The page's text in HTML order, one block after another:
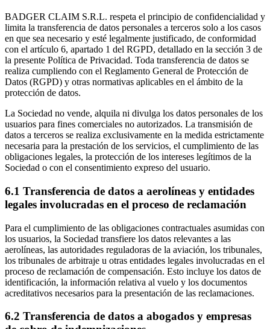
BADGER CLAIM S.R.L. respeta el principio de confidencialidad y
limita la transferencia de datos personales a terceros solo a los casos
en que sea necesario y esté legalmente justificado, de conformidad
con el artículo 6, apartado 1 del RGPD, detallado en la sección 3 de
la presente Política de Privacidad. Toda transferencia de datos se
realiza cumpliendo con el Reglamento General de Protección de
Datos (RGPD) y otras normativas aplicables en el ámbito de la
protección de datos.
La Sociedad no vende, alquila ni divulga los datos personales de los
usuarios para fines comerciales no autorizados. La transmisión de
datos a terceros se realiza exclusivamente en la medida estrictamente
necesaria para la prestación de los servicios, el cumplimiento de las
obligaciones legales, la protección de los intereses legítimos de la
Sociedad o con el consentimiento expreso del usuario.
6.1 Transferencia de datos a aerolíneas y entidades
legales involucradas en el proceso de reclamación
Para el cumplimiento de las obligaciones contractuales asumidas con
los usuarios, la Sociedad transfiere los datos relevantes a las
aerolíneas, las autoridades reguladoras de la aviación, los tribunales,
los tribunales de arbitraje u otras entidades legales involucradas en el
proceso de reclamación de compensación. Esto incluye los datos de
identificación, la información relativa al vuelo y los documentos
acreditativos necesarios para la presentación de las reclamaciones.
6.2 Transferencia de datos a abogados y empresas